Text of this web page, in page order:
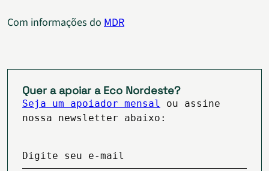
Com informações do MDR
Quer a apoiar a Eco Nordeste?
Seja um apoiador mensal
ou assine
nossa newsletter abaixo:
Digite seu e-mail